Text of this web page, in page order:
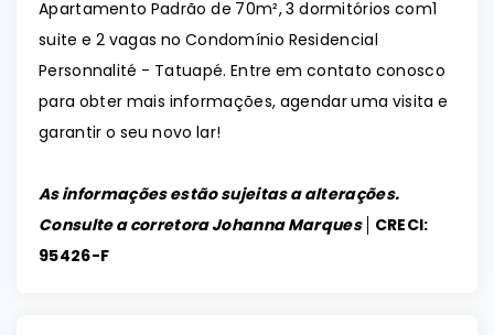
Apartamento Padrão de 70m², 3 dormitórios com1
suite e 2 vagas no Condomínio Residencial
Personnalité - Tatuapé. Entre em contato conosco
para obter mais informações, agendar uma visita e
garantir o seu novo lar!
As informações estão sujeitas a alterações.
Consulte a corretora Johanna Marques │ CRECI:
95426-F